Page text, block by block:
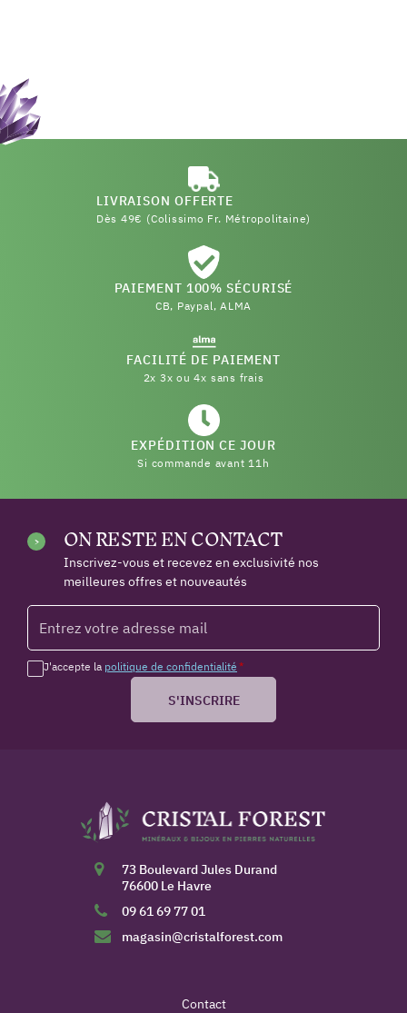
LIVRAISON OFFERTE
Dès 49€ (Colissimo Fr. Métropolitaine)
PAIEMENT 100% SÉCURISÉ
CB, Paypal, ALMA
FACILITÉ DE PAIEMENT
2x 3x ou 4x sans frais
EXPÉDITION CE JOUR
Si commande avant 11h
ON RESTE EN CONTACT
Inscrivez-vous et recevez en exclusivité nos
meilleures offres et nouveautés
J'accepte la politique de confidentialité *
S'INSCRIRE
73 Boulevard Jules Durand
76600 Le Havre
09 61 69 77 01
magasin@cristalforest.com
Contact